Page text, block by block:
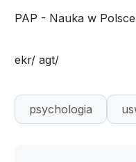
PAP - Nauka w Polsce
ekr/ agt/
psychologia